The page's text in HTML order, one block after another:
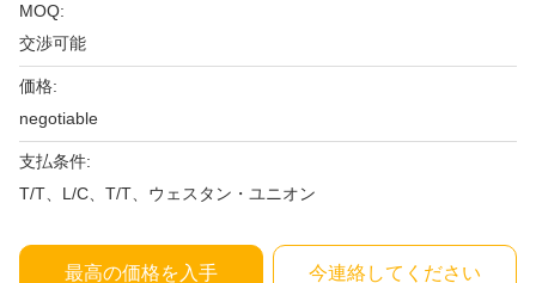
MOQ:
交渉可能
価格:
negotiable
支払条件:
T/T、L/C、T/T、ウェスタン・ユニオン
最高の価格を入手 今連絡してください